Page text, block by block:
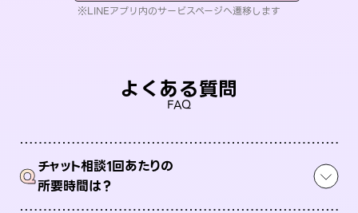
※LINEアプリ内のサービスページへ遷移します
よくある質問
FAQ
Qチャット相談1回あたりの
所要時間は？